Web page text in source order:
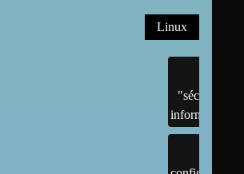
Linux
"sécurité"
informatique